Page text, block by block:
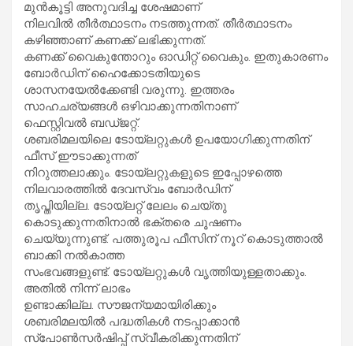
മുൻകൂട്ടി അനുവദിച്ച ശേഷമാണ്
നിലവിൽ തീർത്ഥാടനം നടത്തുന്നത്. തീർത്ഥാടനം
കഴിഞ്ഞാണ് കണക്ക് ലഭിക്കുന്നത്.
കണക്ക് വൈകുന്തോറും ഓഡിറ്റ് വൈകും. ഇതുകാരണം
ബോർഡിന് ഹൈക്കോടതിയുടെ
ശാസനയേൽക്കേണ്ടി വരുന്നു. ഇത്തരം
സാഹചര്യങ്ങൾ ഒഴിവാക്കുന്നതിനാണ്
ഫെസ്റ്റിവൽ ബഡ്ജറ്റ്.
ശബരിമലയിലെ ടോയ്ലറ്റുകൾ ഉപയോഗിക്കുന്നതിന്
ഫീസ് ഈടാക്കുന്നത്
നിറുത്തലാക്കും. ടോയ്ലറ്റുകളുടെ ഇപ്പോഴത്തെ
നിലവാരത്തിൽ ദേവസ്വം ബോർഡിന്
തൃപ്തിയില്ല. ടോയ്ലറ്റ് ലേലം ചെയ്തു
കൊടുക്കുന്നതിനാൽ ഭക്തരെ ചൂഷണം
ചെയ്യുന്നുണ്ട്. പത്തുരൂപ ഫീസിന് നൂറ് കൊടുത്താൽ
ബാക്കി നൽകാത്ത
സംഭവങ്ങളുണ്ട്. ടോയ്ലറ്റുകൾ വൃത്തിയുള്ളതാക്കും.
അതിൽ നിന്ന് ലാഭം
ഉണ്ടാക്കില്ല. സൗജന്യമായിരിക്കും
ശബരിമലയിൽ പദ്ധതികൾ നടപ്പാക്കാൻ
സ്പോൺസർഷിപ്പ് സ്വീകരിക്കുന്നതിന്